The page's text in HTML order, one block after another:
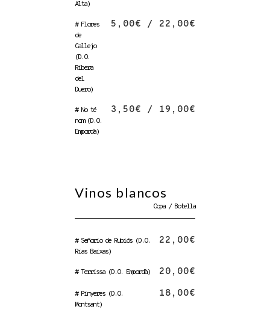
Alta)
# Flores
de
Callejo
(D.O.
Ribera
del
Duero)
5,00€ / 22,00€
# No té
nom (D.O.
Empordà)
3,50€ / 19,00€
Vinos blancos
Copa / Botella
# Señorio de Rubiós (D.O.
Rias Baixas)
22,00€
# Terrissa (D.O. Empordà) 20,00€
# Pinyeres (D.O.
Montsant)
18,00€